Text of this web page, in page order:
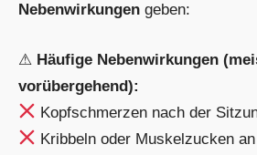
Nebenwirkungen geben:
⚠ Häufige Nebenwirkungen
vorübergehend):
Kopfschmerzen nach der
Kribbeln oder Muskelzucken